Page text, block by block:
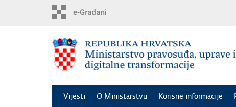
Vijesti O Ministarstvu Korisne informacije